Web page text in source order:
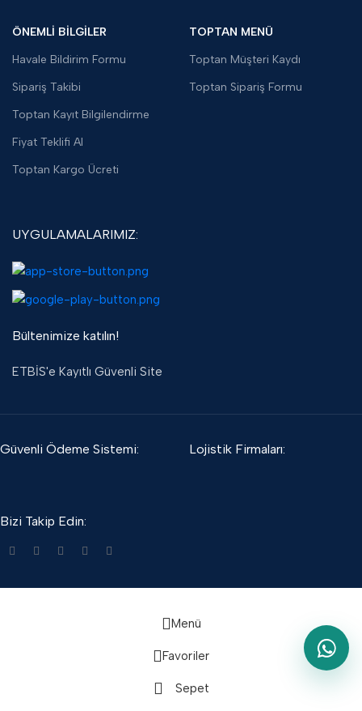
ÖNEMLİ BİLGİLER
Havale Bildirim Formu
Sipariş Takibi
Toptan Kayıt Bilgilendirme
Fiyat Teklifi Al
Toptan Kargo Ücreti
TOPTAN MENÜ
Toptan Müşteri Kaydı
Toptan Sipariş Formu
UYGULAMALARIMIZ:
Bültenimize katılın!
ETBİS'e Kayıtlı Güvenli Site
Güvenli Ödeme Sistemi: Lojistik Firmaları:
Bizi Takip Edin:
Menü
Favoriler
Sepet